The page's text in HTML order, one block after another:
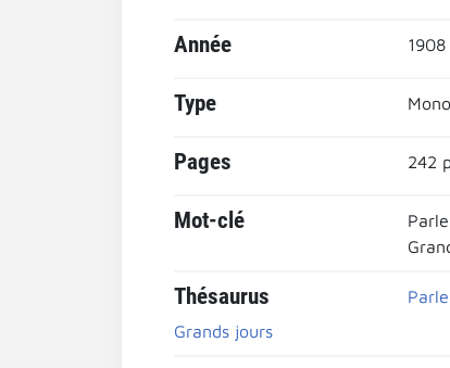
Année 1908
Type
Pages 242
Mot-clé
Thésaurus
Grands jours